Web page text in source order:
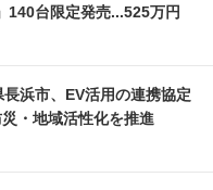
140台限定発売...525万円
浜市、EV活用の連携協定
・地域活性化を推進